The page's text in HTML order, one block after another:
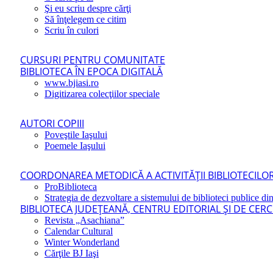
Şi eu scriu despre cărţi
Să înţelegem ce citim
Scriu în culori
CURSURI PENTRU COMUNITATE
BIBLIOTECA ÎN EPOCA DIGITALĂ
www.bjiasi.ro
Digitizarea colecţiilor speciale
AUTORI COPIII
Poveştile Iaşului
Poemele Iaşului
COORDONAREA METODICĂ A ACTIVITĂŢII
ProBiblioteca
Strategia de dezvoltare a sistemului de biblioteci publice
BIBLIOTECA JUDEŢEANĂ, CENTRU EDITORIAL ŞI DE
Revista „Asachiana”
Calendar Cultural
Winter Wonderland
Cărţile BJ Iaşi